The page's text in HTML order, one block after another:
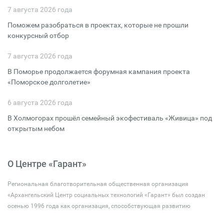
7 августа 2026 года
Поможем разобраться в проектах, которые не прошли
конкурсный отбор
7 августа 2026 года
В Поморье продолжается форумная кампания проекта
«Поморское долголетие»
6 августа 2026 года
В Холмогорах прошёл семейный экофестиваль «Живица» под
открытым небом
О Центре «Гарант»
Региональная благотворительная общественная организация
«Архангельский Центр социальных технологий «Гарант» был создан
осенью 1996 года как организация, способствующая развитию